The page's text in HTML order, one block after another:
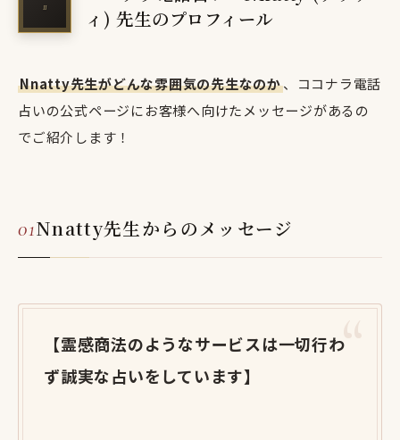
ィ) 先生のプロフィール
Nnatty先生がどんな雰囲気の先生なのか、ココナラ電話
占いの公式ページにお客様へ向けたメッセージがあるの
でご紹介します！
Nnatty先生からのメッセージ
【霊感商法のようなサービスは一切行わ
ず誠実な占いをしています】